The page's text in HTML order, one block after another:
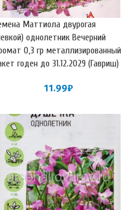
Маттиола двурогая
однолетник Вечерний
0,3 гр металлизированный
годен до 31.12.2029 (Гавриш)
11.99₽